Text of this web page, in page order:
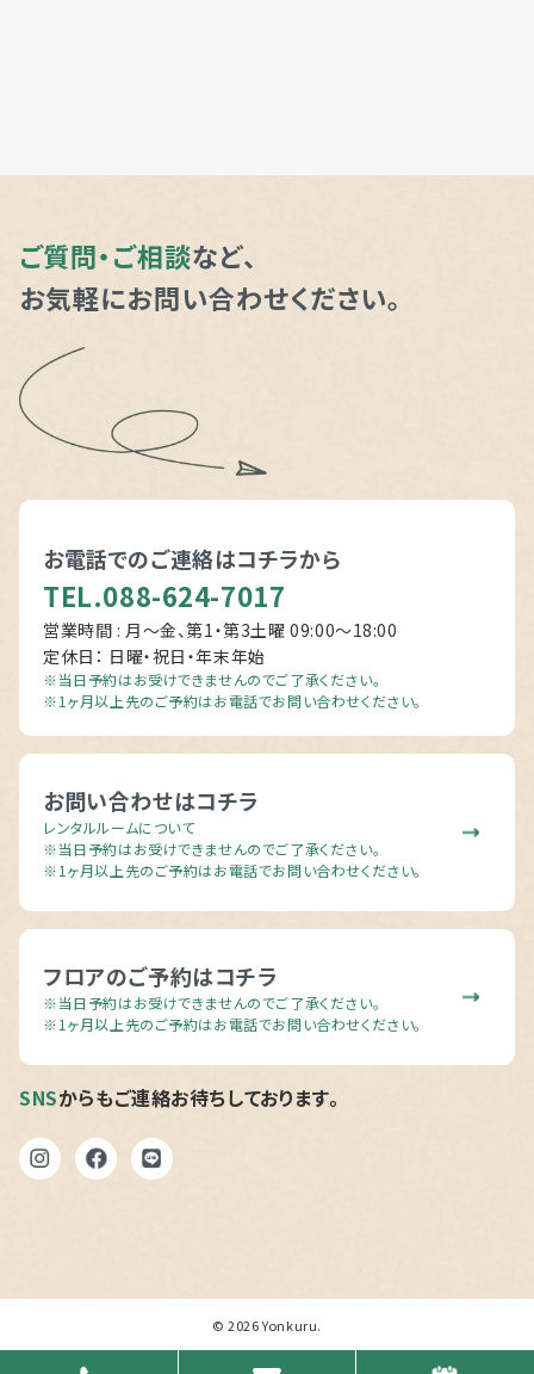
ご質問・ご相談など、
お気軽にお問い合わせください。
お電話でのご連絡はコチラから
TEL.088-624-7017
営業時間 : 月～金、第1・第3土曜 09:00〜18:00
定休日： 日曜・祝日・年末年始
※当日予約はお受けできませんのでご了承ください。
※1ヶ月以上先のご予約はお電話でお問い合わせください。
お問い合わせはコチラ
レンタルルームについて
※当日予約はお受けできませんのでご了承ください。
※1ヶ月以上先のご予約はお電話でお問い合わせください。
フロアのご予約はコチラ
※当日予約はお受けできませんのでご了承ください。
※1ヶ月以上先のご予約はお電話でお問い合わせください。
SNSからもご連絡お待ちしております。
© 2026Yonkuru.